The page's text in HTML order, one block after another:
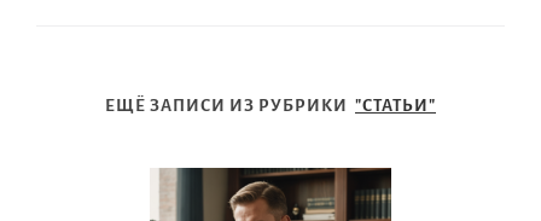
ЕЩЁ ЗАПИСИ ИЗ РУБРИКИ "СТАТЬИ"